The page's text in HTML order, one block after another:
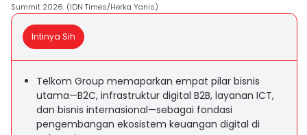
Summit 2026. (IDN Times/Herka Yanis)
Intinya Sih
Telkom Group memaparkan empat pilar bisnis
utama—B2C, infrastruktur digital B2B, layanan ICT,
dan bisnis internasional—sebagai fondasi
pengembangan ekosistem keuangan digital di